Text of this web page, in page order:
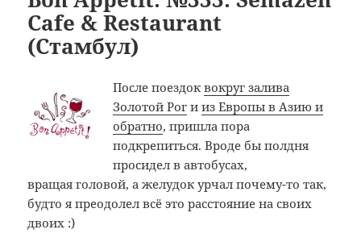
Cafe & Restaurant
(Стамбул)
После поездоквокруг залива
Золотой Рог ииз Европы в Азию и
обратно, пришла пора
подкрепиться. Вроде бы полдня
просидел в автобусах,
вращая головой, а желудок урчал почему-то так,
будто я преодолел всё это расстояние на своих
двоих :)